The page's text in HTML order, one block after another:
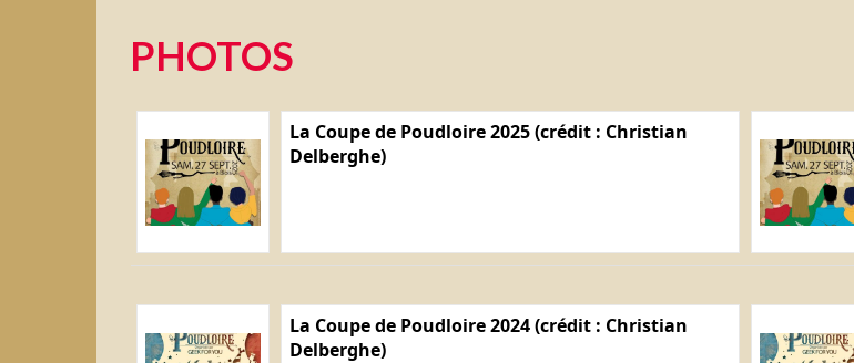
PHOTOS
La Coupe de Poudloire 2025 (crédit : Christian
Delberghe)
La Coupe de Poudloire 2024 (crédit : Christian
Delberghe)